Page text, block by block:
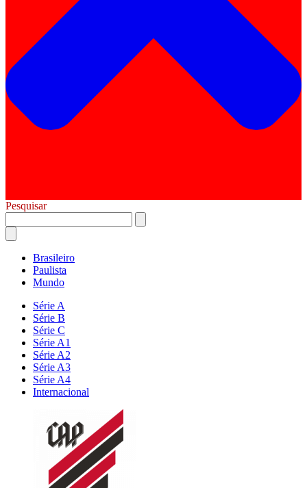
Pesquisar
Brasileiro
Paulista
Mundo
Série A
Série B
Série C
Série A1
Série A2
Série A3
Série A4
Internacional